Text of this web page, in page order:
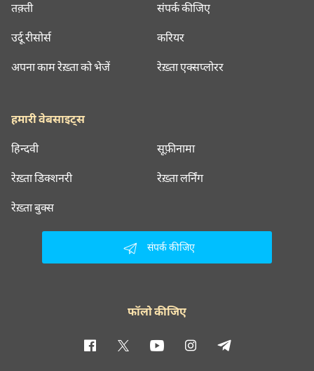
तक़्ती
उर्दू रीसोर्स
अपना काम रेख़्ता को भेजें
संपर्क कीजिए
करियर
रेख़्ता एक्सप्लोरर
हमारी वेबसाइट्स
हिन्दवी सूफ़ीनामा
रेख़्ता डिक्शनरी रेख़्ता लर्निंग
रेख़्ता बुक्स
संपर्क कीजिए
फॉलो कीजिए